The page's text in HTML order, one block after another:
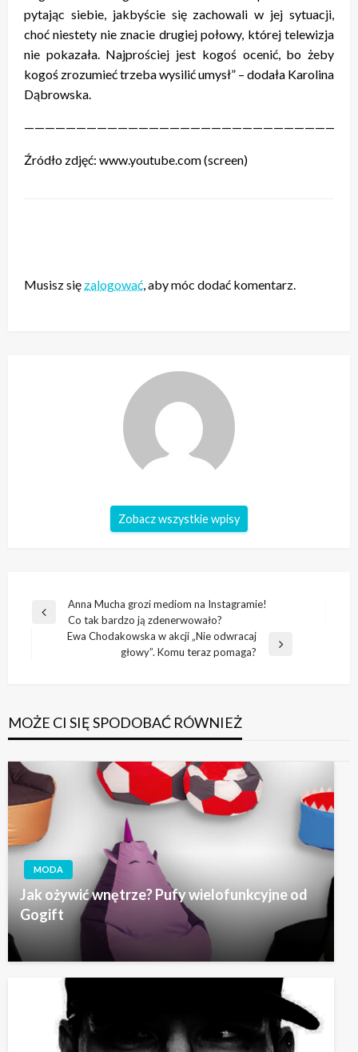
pytając siebie, jakbyście się zachowali w jej sytuacji,
choć niestety nie znacie drugiej połowy, której telewizja
nie pokazała. Najprościej jest kogoś ocenić, bo żeby
kogoś zrozumieć trzeba wysilić umysł” – dodała Karolina
Dąbrowska.
Źródło zdjęć: www.youtube.com (screen)
Musisz się zalogować, aby móc dodać komentarz.
Zobacz wszystkie wpisy
Nawigacja
wpisu
Poprzedni
Anna Mucha grozi mediom na Instagramie!
Co tak bardzo ją zdenerwowało?
Ewa Chodakowska w akcji „Nie odwracaj
głowy”. Komu teraz pomaga?
MOŻE CI SIĘ SPODOBAĆ RÓWNIEŻ
MODA
Jak ożywić wnętrze? Pufy wielofunkcyjne od
Gogift